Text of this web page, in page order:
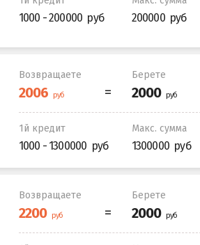
1000 - 200000 200000
Возвращаете Берете
1й кредит
1000 - 1300000
Макс. сумма
1300000
Возвращаете Берете